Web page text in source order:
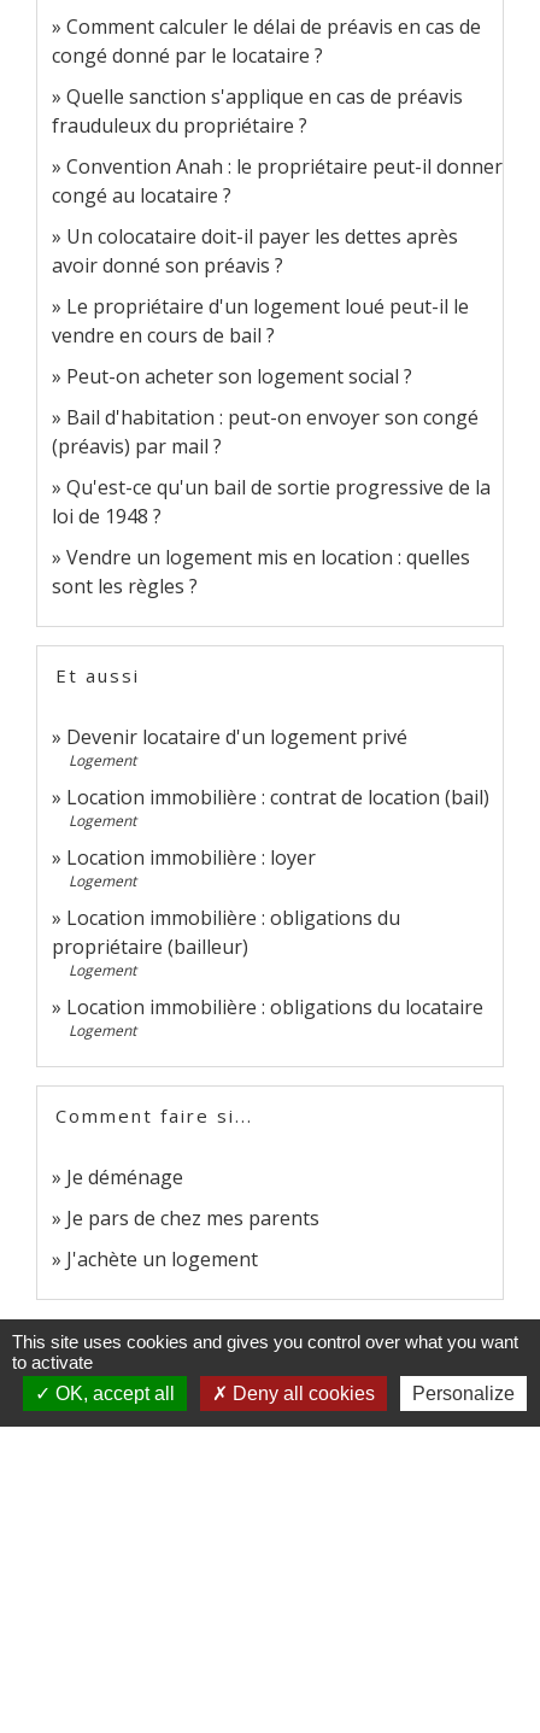
Comment calculer le délai de préavis en cas de
congé donné par le locataire ?
Quelle sanction s'applique en cas de préavis
frauduleux du propriétaire ?
Convention Anah : le propriétaire peut-il donner
congé au locataire ?
Un colocataire doit-il payer les dettes après
avoir donné son préavis ?
Le propriétaire d'un logement loué peut-il le
vendre en cours de bail ?
Peut-on acheter son logement social ?
Bail d'habitation : peut-on envoyer son congé
(préavis) par mail ?
Qu'est-ce qu'un bail de sortie progressive de la
loi de 1948 ?
Vendre un logement mis en location : quelles
sont les règles ?
Et aussi
Devenir locataire d'un logement privé
Logement
Location immobilière : contrat de location (bail)
Logement
Location immobilière : loyer
Logement
Location immobilière : obligations du
propriétaire (bailleur)
Logement
Location immobilière : obligations du locataire
Logement
Comment faire si...
Je déménage
Je pars de chez mes parents
J'achète un logement
Signaler une erreur sur cette page
This site uses cookies and gives you control over what you want
to activate
OK, accept all
Deny all cookies Personalize